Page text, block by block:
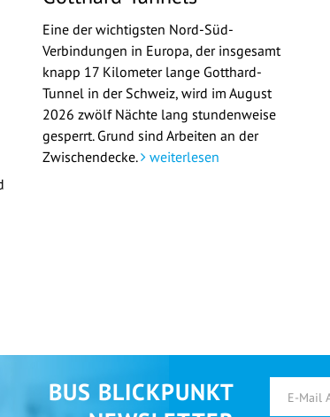
Eine der wichtigsten Nord-Süd-
Verbindungen in Europa, der insgesamt
knapp 17 Kilometer lange Gotthard-
Tunnel in der Schweiz, wird im August
2026 zwölf Nächte lang stundenweise
gesperrt. Grund sind Arbeiten an der
Zwischendecke. weiterlesen
BUS BLICKPUNKT